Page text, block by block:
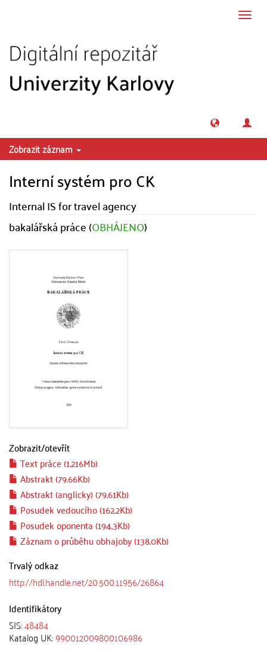
Zobrazit záznam
Interní systém pro CK
Internal IS for travel agency
bakalářská práce (OBHÁJENO)
Zobrazit/otevřít
Text práce (1.216Mb)
Abstrakt (79.66Kb)
Abstrakt (anglicky) (79.61Kb)
Posudek vedoucího (162.2Kb)
Posudek oponenta (194.3Kb)
Záznam o průběhu obhajoby (138.0Kb)
Trvalý odkaz
http://hdl.handle.net/20.500.11956/26864
Identifikátory
SIS:48484
Katalog UK:990012009800106986